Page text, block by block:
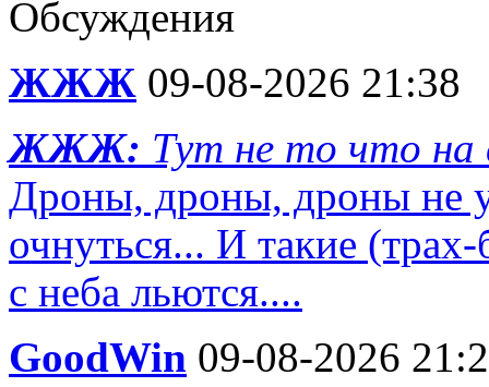
Обсуждения
ЖЖЖ 09-08-2026 21:38
ЖЖЖ: Тут не то что на
Дроны, дроны, дроны не
очнуться... И такие
с неба льются....
GoodWin 09-08-2026